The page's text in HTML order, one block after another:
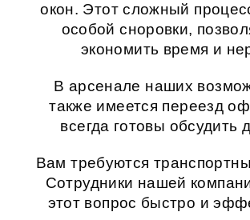
окон. Этот сложный
особой сноровки,
экономить время и
В арсенале наших
также имеется переезд
всегда готовы обсудить
Вам требуются
Сотрудники нашей
этот вопрос быстро и